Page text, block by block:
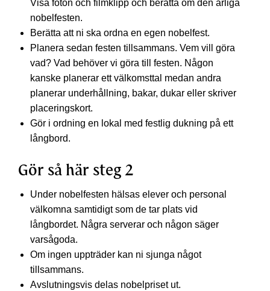
Visa foton och filmklipp och berätta om den årliga
nobelfesten.
Berätta att ni ska ordna en egen nobelfest.
Planera sedan festen tillsammans. Vem vill göra
vad? Vad behöver vi göra till festen. Någon
kanske planerar ett välkomsttal medan andra
planerar underhållning, bakar, dukar eller skriver
placeringskort.
Gör i ordning en lokal med festlig dukning på ett
långbord.
Gör så här steg 2
Under nobelfesten hälsas elever och personal
välkomna samtidigt som de tar plats vid
långbordet. Några serverar och någon säger
varsågoda.
Om ingen uppträder kan ni sjunga något
tillsammans.
Avslutningsvis delas nobelpriset ut.